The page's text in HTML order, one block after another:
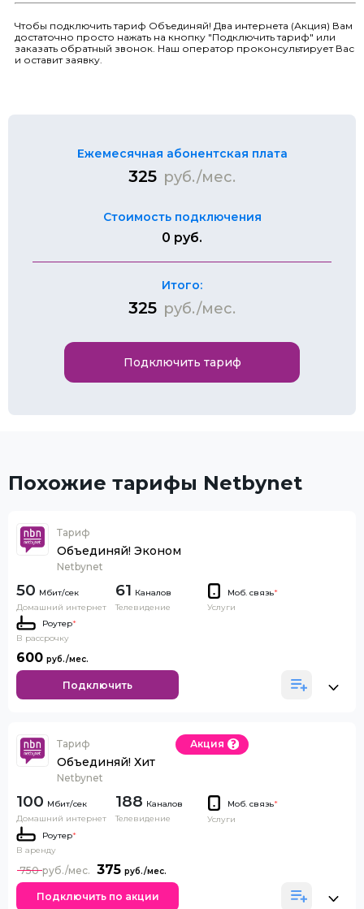
Чтобы подключить тариф Объединяй! Два интернета (Акция) Вам
достаточно просто нажать на кнопку "Подключить тариф" или
заказать обратный звонок. Наш оператор проконсультирует Вас
и оставит заявку.
Ежемесячная абонентская плата
325 руб./мес.
Стоимость подключения
0 руб.
Итого:
325 руб./мес.
Подключить тариф
Похожие тарифы Netbynet
Тариф
Объединяй! Эконом
Netbynet
50
Домашний интернет
61 Каналов
Телевидение
Моб. связь*
Услуги
Роутер*
В рассрочку
600
Подключить
Тариф
Объединяй! Хит
Netbynet
Акция
100
Домашний интернет
188 Каналов
Телевидение
Моб. связь*
Услуги
Роутер*
В аренду
375
750
Подключить по акции